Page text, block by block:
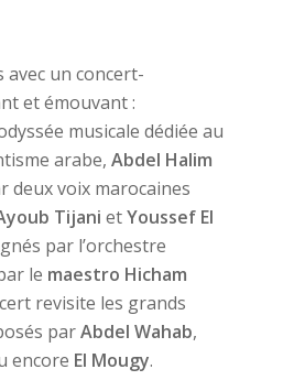
avec un concert-
et émouvant :
musicale dédiée au
arabe, Abdel Halim
deux voix marocaines
Tijani etYoussef El
par l’orchestre
le maestro Hicham
revisite les grands
parAbdel Wahab,
encore El Mougy.